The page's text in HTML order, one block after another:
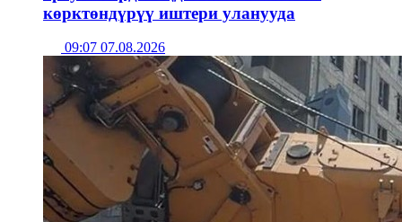
көрктөндүрүү иштери уланууда
09:07 07.08.2026